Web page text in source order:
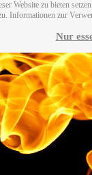
Website zu bieten
Informationen zur
Nur